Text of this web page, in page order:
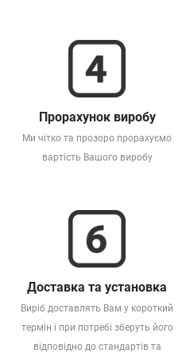
Прорахунок виробу
Ми чітко та прозоро прорахуємо
вартість Вашого виробу
Доставка та установка
Виріб доставлять Вам у короткий
термін і при потребі зберуть його
відповідно до стандартів та